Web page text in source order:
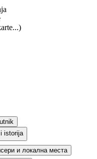
istorija
и локална места